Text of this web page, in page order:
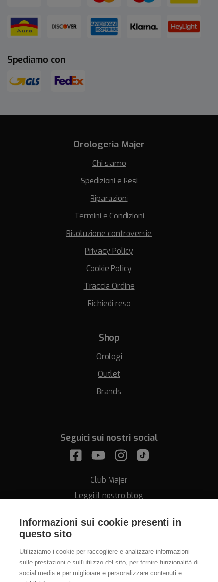
Informazioni sui cookie presenti in
questo sito
Utilizziamo i cookie per raccogliere e analizzare informazioni
sulle prestazioni e sull'utilizzo del sito, per fornire funzionalità di
social media e per migliorare e personalizzare contenuti e
Spediamo con
Orologeria Majer
Chi siamo
Spedizioni e Resi
Riparazioni
Termini e Condizioni
Risoluzione controversie
Privacy Policy
Cookie Policy
Traccia Ordine
Richiedi reso
Shop
Orologi
Outlet
Brands
Seguici sui nostri social
Club Majer
Leggi il nostro blog
Assistenza